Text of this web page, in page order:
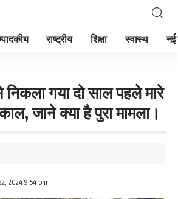
राष्ट्रीय शिक्षा स्वास्थ नई
निकला गया दो साल पहले मारे
जाने क्या है पुरा मामला।
2024 9:54 pm